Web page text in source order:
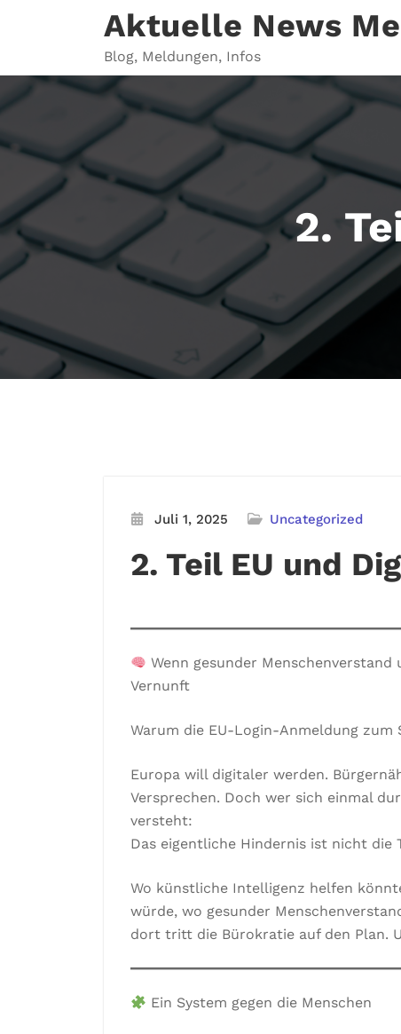
Aktuelle News
Blog, Meldungen, Infos
2.
Juli 1, 2025 Uncategorized
2. Teil EU und
Wenn gesunder
Vernunft
Warum die EU-Login-Anmeldung
Europa will digitaler werden.
Versprechen. Doch wer sich einmal
versteht:
Das eigentliche Hindernis ist nicht die
Wo künstliche Intelligenz helfen
würde, wo gesunder
dort tritt die Bürokratie auf den Plan.
Ein System gegen die Menschen